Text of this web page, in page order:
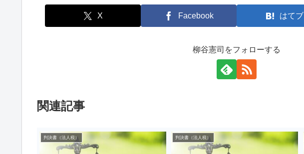
X Facebook はてブ
柳谷憲司をフォローする
関連記事
判決書（法人税） 判決書（法人税）